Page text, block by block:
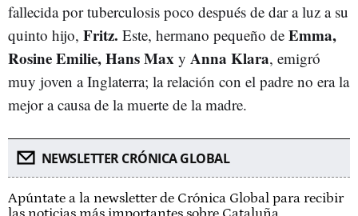
fallecida por tuberculosis poco después de dar a luz a su
quinto hijo, Fritz. Este, hermano pequeño de Emma,
Rosine Emilie,Hans Max y Anna Klara, emigró
muy joven a Inglaterra; la relación con el padre no era la
mejor a causa de la muerte de la madre.
NEWSLETTER CRÓNICA GLOBAL
Apúntate a la newsletter de Crónica Global para recibir